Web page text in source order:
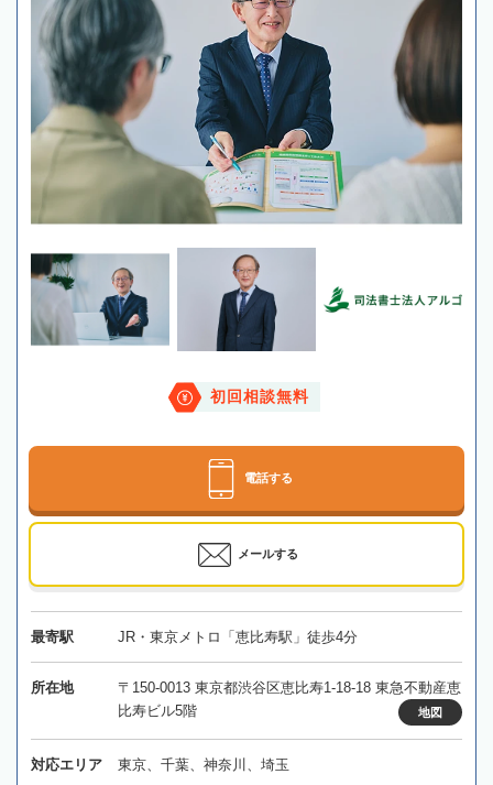
初回相談無料
電話する
メールする
最寄駅 JR・東京メトロ「恵比寿駅」徒歩4分
所在地
〒150-0013 東京都渋谷区恵比寿1-18-18 東急不動産恵
比寿ビル5階
地図
対応エリア 東京、千葉、神奈川、埼玉